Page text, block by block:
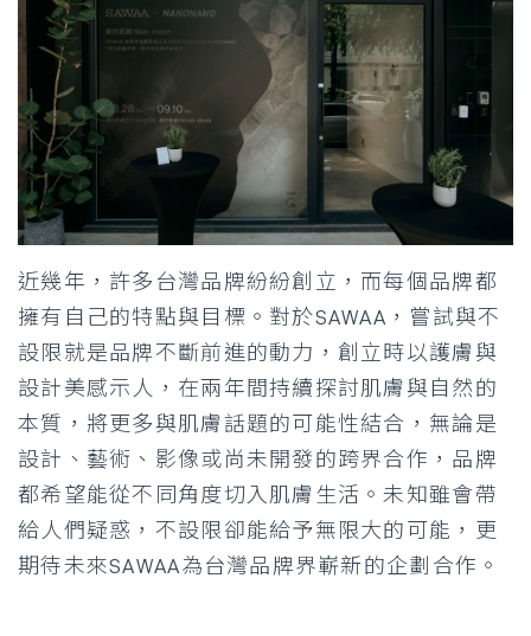
近幾年，許多台灣品牌紛紛創立，而每個品牌都
擁有自己的特點與目標。對於SAWAA，嘗試與不
設限就是品牌不斷前進的動力，創立時以護膚與
設計美感示人，在兩年間持續探討肌膚與自然的
本質，將更多與肌膚話題的可能性結合，無論是
設計、藝術、影像或尚未開發的跨界合作，品牌
都希望能從不同角度切入肌膚生活。未知雖會帶
給人們疑惑，不設限卻能給予無限大的可能，更
期待未來SAWAA為台灣品牌界嶄新的企劃合作。